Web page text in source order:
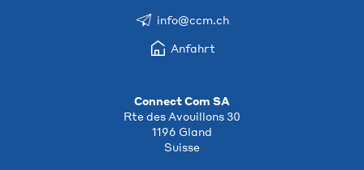
info@ccm.ch
Anfahrt
Connect Com SA
Rte des Avouillons 30
1196 Gland
Suisse